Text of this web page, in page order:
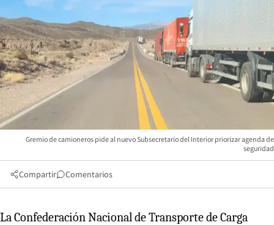
Gremio de camioneros pide al nuevo Subsecretario del Interior priorizar agenda de
seguridad
Compartir Comentarios
La Confederación Nacional de Transporte de Carga